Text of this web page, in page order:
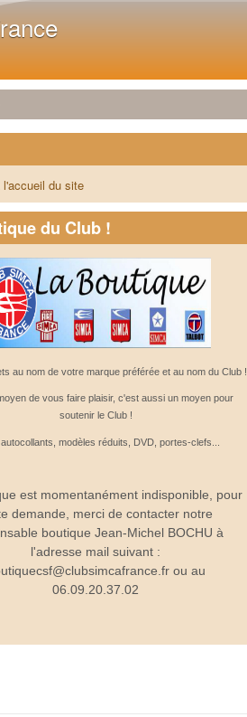
l'accueil du site
du Club !
au nom de votre marque préférée et au nom du Club !
de vous faire plaisir, c'est aussi un moyen pour
soutenir le Club !
modèles réduits, DVD, portes-clefs...
est momentanément indisponible, pour
demande, merci de contacter notre
boutique Jean-Michel BOCHU à
l'adresse mail suivant :
ou au
06.09.20.37.02